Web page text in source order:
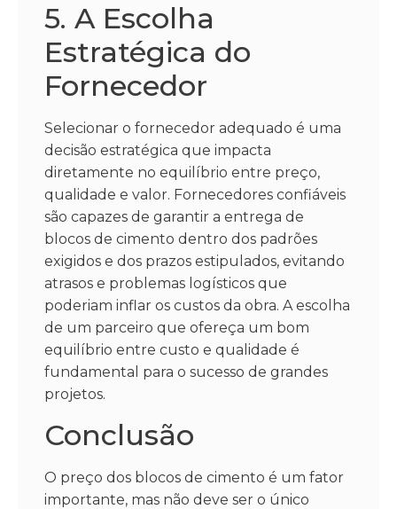
5. A Escolha
Estratégica do
Fornecedor
Selecionar o fornecedor adequado é uma
decisão estratégica que impacta
diretamente no equilíbrio entre preço,
qualidade e valor. Fornecedores confiáveis
são capazes de garantir a entrega de
blocos de cimento dentro dos padrões
exigidos e dos prazos estipulados, evitando
atrasos e problemas logísticos que
poderiam inflar os custos da obra. A escolha
de um parceiro que ofereça um bom
equilíbrio entre custo e qualidade é
fundamental para o sucesso de grandes
projetos.
Conclusão
O preço dos blocos de cimento é um fator
importante, mas não deve ser o único